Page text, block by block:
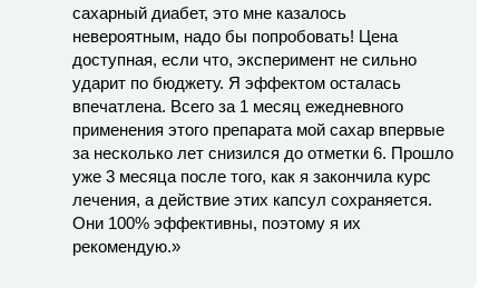
сахарный диабет, это мне казалось
невероятным, надо бы попробовать! Цена
доступная, если что, эксперимент не сильно
ударит по бюджету. Я эффектом осталась
впечатлена. Всего за 1 месяц ежедневного
применения этого препарата мой сахар впервые
за несколько лет снизился до отметки 6. Прошло
уже 3 месяца после того, как я закончила курс
лечения, а действие этих капсул сохраняется.
Они 100% эффективны, поэтому я их
рекомендую.»